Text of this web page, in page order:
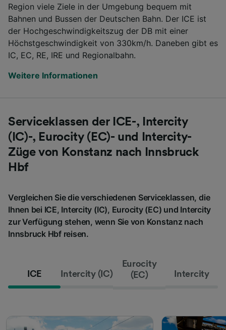
Region viele Ziele in der Umgebung bequem mit
Bahnen und Bussen der Deutschen Bahn. Der ICE ist
der Hochgeschwindigkeitszug der DB mit einer
Höchstgeschwindigkeit von 330km/h. Daneben gibt es
IC, EC, RE, IRE und Regionalbahn.
Weitere Informationen
Serviceklassen der ICE-, Intercity
(IC)-, Eurocity (EC)- und Intercity-
Züge von Konstanz nach Innsbruck
Hbf
Vergleichen Sie die verschiedenen Serviceklassen, die
Ihnen bei ICE, Intercity (IC), Eurocity (EC) und Intercity
zur Verfügung stehen, wenn Sie von Konstanz nach
Innsbruck Hbf reisen.
ICE Intercity (IC)
Eurocity
(EC)
Intercity